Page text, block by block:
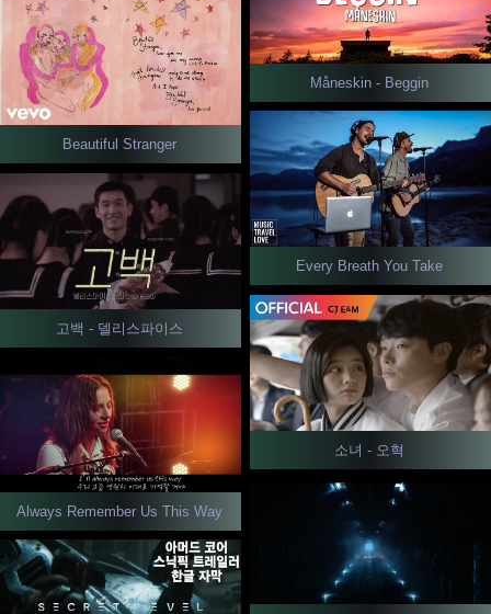
Måneskin - Beggin
Beautiful Stranger
Every Breath You Take
고백 - 델리스파이스
소녀 - 오혁
Always Remember Us This Way